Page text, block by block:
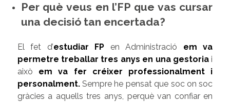
Per què veus en l’FP que vas cursar
una decisió tan encertada?
El fet d’estudiar FP en Administració em va
permetre treballar tres anys en una gestoria i
això em va fer créixer professionalment i
personalment.Sempre he pensat que soc on soc
gràcies a aquells tres anys, perquè van confiar en